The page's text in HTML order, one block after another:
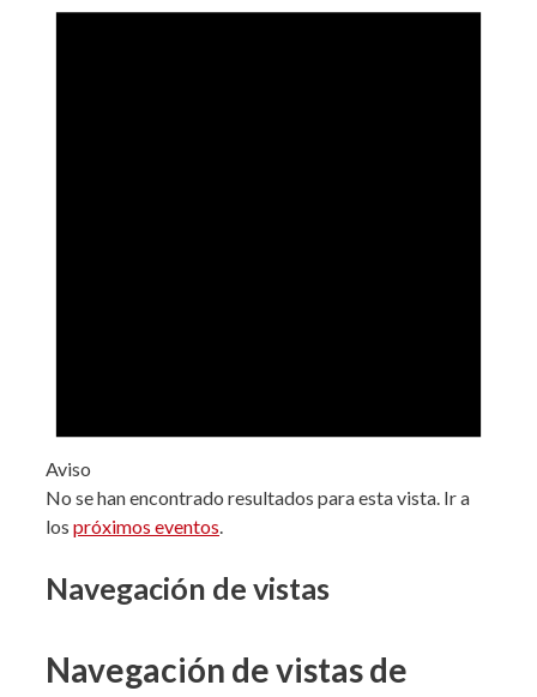
Aviso
No se han encontrado resultados para esta vista. Ir a
los próximos eventos.
Navegación de vistas
Navegación de vistas de